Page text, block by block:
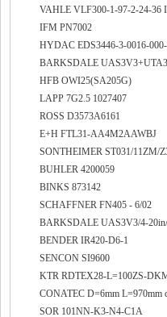
VAHLE VLF300-1-97-2-24-36
IFM PN7002
HYDAC EDS3446-3-0016-
BARKSDALE
HFB OWI25(SA205G)
LAPP 7G2.5 1027407
ROSS D3573A6161
E+H FTL31-AA4M2AAWBJ
SONTHEIMER ST031/11ZM/
BUHLER 4200059
BINKS 873142
SCHAFFNER FN405 - 6/02
BARKSDALE UAS3V3/4-
BENDER IR420-D6-1
SENCON SI9600
KTR RDTEX28-L=100ZS-
CONATEC D=6mm L=970mm
SOR 101NN-K3-N4-C1A